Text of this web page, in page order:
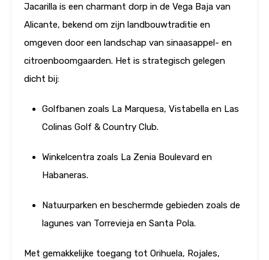
Jacarilla is een charmant dorp in de Vega Baja van
Alicante, bekend om zijn landbouwtraditie en
omgeven door een landschap van sinaasappel- en
citroenboomgaarden. Het is strategisch gelegen
dicht bij:
Golfbanen zoals La Marquesa, Vistabella en Las
Colinas Golf & Country Club.
Winkelcentra zoals La Zenia Boulevard en
Habaneras.
Natuurparken en beschermde gebieden zoals de
lagunes van Torrevieja en Santa Pola.
Met gemakkelijke toegang tot Orihuela, Rojales,